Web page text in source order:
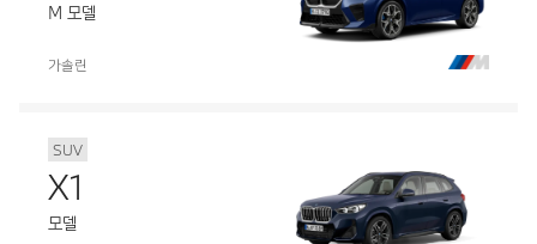
M 모델
가솔린
SUV
X1
모델